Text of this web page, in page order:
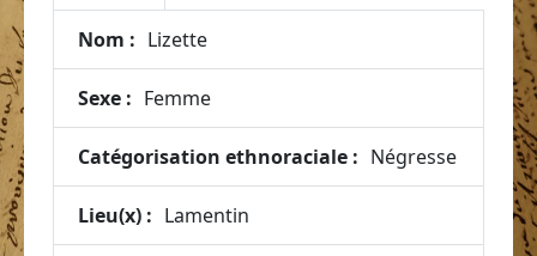
Nom : Lizette
Sexe : Femme
Catégorisation ethnoraciale : Négresse
Lieu(x) : Lamentin